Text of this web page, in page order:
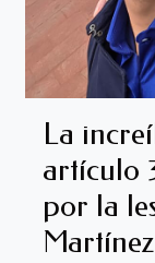
La
artículo
por la